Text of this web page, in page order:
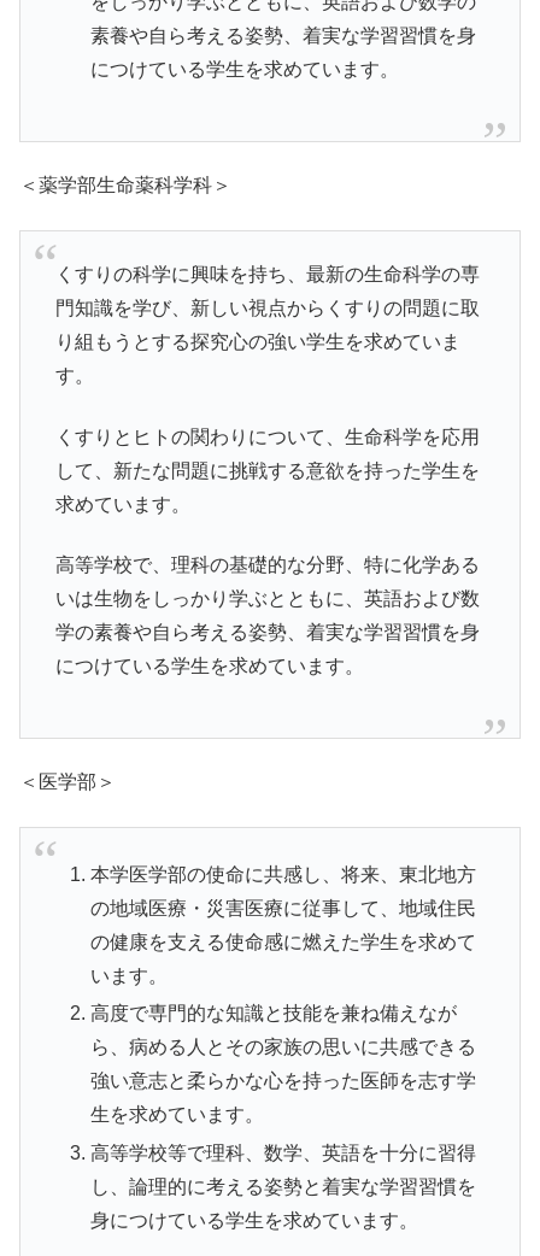
素養や自ら考える姿勢、着実な学習習慣を身
につけている学生を求めています。
＜薬学部生命薬科学科＞
くすりの科学に興味を持ち、最新の生命科学の専
門知識を学び、新しい視点からくすりの問題に取
り組もうとする探究心の強い学生を求めていま
す。
くすりとヒトの関わりについて、生命科学を応用
して、新たな問題に挑戦する意欲を持った学生を
求めています。
高等学校で、理科の基礎的な分野、特に化学ある
いは生物をしっかり学ぶとともに、英語および数
学の素養や自ら考える姿勢、着実な学習習慣を身
につけている学生を求めています。
＜医学部＞
本学医学部の使命に共感し、将来、東北地方
の地域医療・災害医療に従事して、地域住民
の健康を支える使命感に燃えた学生を求めて
います。
高度で専門的な知識と技能を兼ね備えなが
ら、病める人とその家族の思いに共感できる
強い意志と柔らかな心を持った医師を志す学
生を求めています。
高等学校等で理科、数学、英語を十分に習得
し、論理的に考える姿勢と着実な学習習慣を
身につけている学生を求めています。